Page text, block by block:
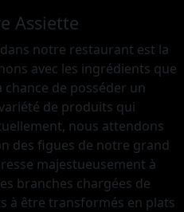
Assiette
notre restaurant est la
avec les ingrédients que
de posséder un
de produits qui
nous attendons
des figues de notre grand
majestueusement à
branches chargées de
à être transformés en plats